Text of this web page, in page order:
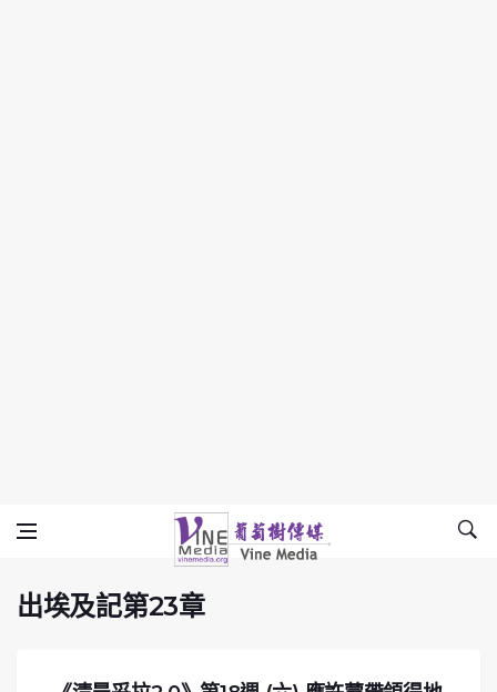
出埃及記第23章
Vine Media
葡萄樹傳媒
出埃及記第23章